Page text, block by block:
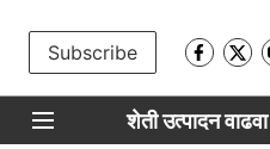
Subscribe
शेती उत्पादन वाढवा